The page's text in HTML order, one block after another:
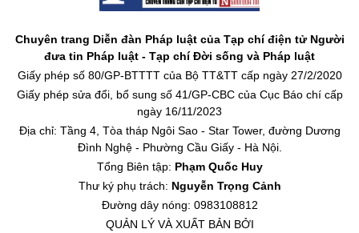
Chuyên trang Diễn đàn Pháp luật của Tạp chí điện tử Người
đưa tin Pháp luật - Tạp chí Đời sống và Pháp luật
Giấy phép số 80/GP-BTTTT của Bộ TT&TT cấp ngày 27/2/2020
Giấy phép sửa đổi, bổ sung số 41/GP-CBC của Cục Báo chí cấp
ngày 16/11/2023
Địa chỉ: Tầng 4, Tòa tháp Ngôi Sao - Star Tower, đường Dương
Đình Nghệ - Phường Cầu Giấy - Hà Nội.
Tổng Biên tập: Phạm Quốc Huy
Thư ký phụ trách: Nguyễn Trọng Cảnh
Đường dây nóng: 0983108812
QUẢN LÝ VÀ XUẤT BẢN BỞI